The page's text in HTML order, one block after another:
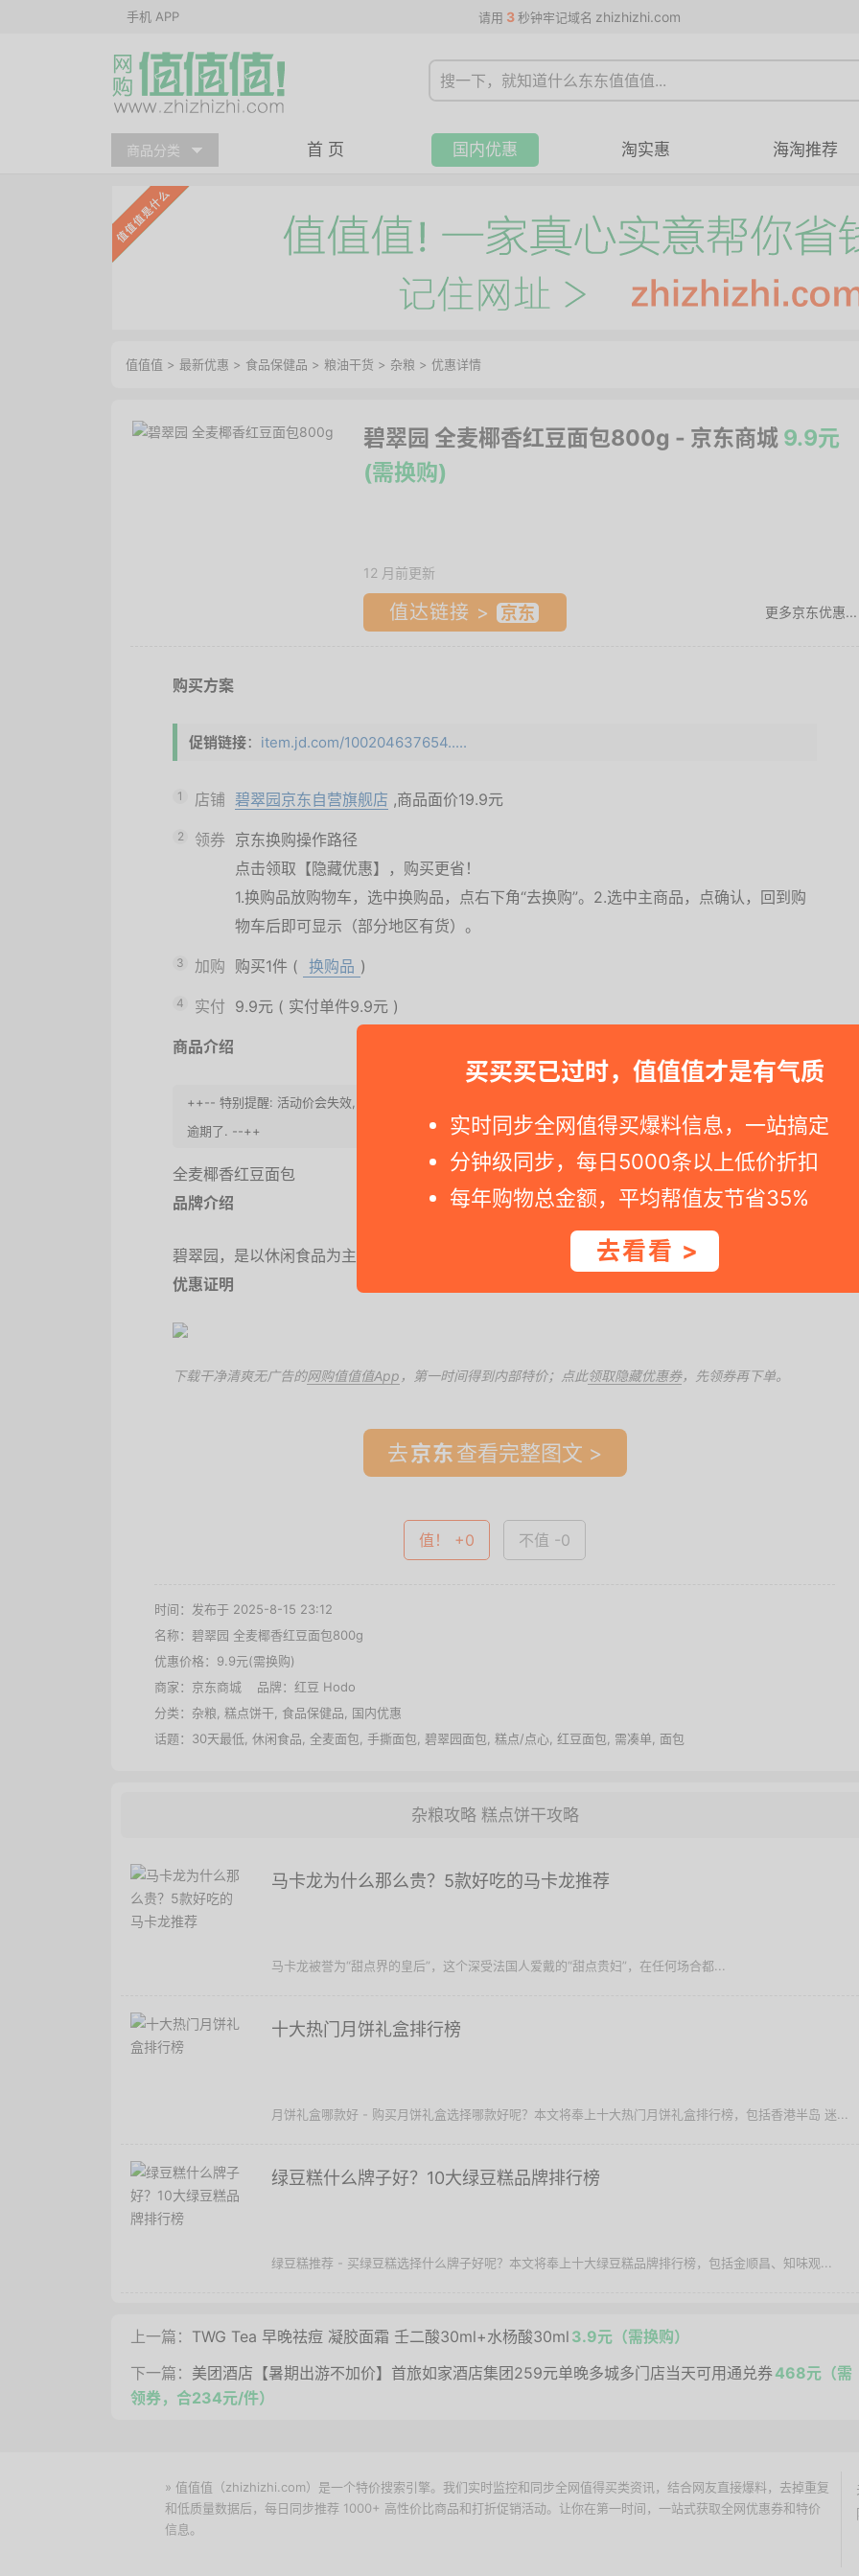
手机 APP 请用 3 秒钟牢记域名 zhizhizhi.com
商品分类 首 页 国内优惠 淘实惠 海淘推荐
买买买已过时，值值值才是有气质
实时同步全网值得买爆料信息，一站搞定
分钟级同步，每日5000条以上低价折扣
每年购物总金额，平均帮值友节省35%
去看看 >
值值值 > 最新优惠 > 食品保健品 > 粮油干货 > 杂粮 > 优惠详情
碧翠园 全麦椰香红豆面包800g - 京东商城 9.9元
(需换购)
12 月前更新
值达链接 > 更多京东优惠...
购买方案
促销链接： item.jd.com/100204637654.....
1 店铺 碧翠园京东自营旗舰店 ,商品面价19.9元
2 领券 京东换购操作路径
点击领取【隐藏优惠】，购买更省！
1.换购品放购物车，选中换购品，点右下角“去换购”。2.选中主商品，点确认，回到购
物车后即可显示（部分地区有货）。
3 加购 购买1件 ( 换购品 )
4 实付 9.9元 ( 实付单件9.9元 )
商品介绍
++-- 特别提醒: 活动价会失效, 请快点下手。若是您点击到京东自营活动页面显示标价已变化, 那就可能是特价
逾期了. --++
全麦椰香红豆面包
品牌介绍
碧翠园，是以休闲食品为主营产品的品牌。
优惠证明
下载干净清爽无广告的网购值值值App ，第一时间得到内部特价；点此领取隐藏优惠券，先领券再下单。
去 查看完整图文 >
值！ +0 不值 -0
时间：发布于 2025-8-15 23:12
名称： 碧翠园 全麦椰香红豆面包800g
优惠价格： 9.9元(需换购)
商家： 京东商城 品牌： 红豆 Hodo
分类： 杂粮 糕点饼干 食品保健品
国内优惠
话题： 30天最低 休闲食品 全麦面包 手撕面包 碧翠园面包 糕点/点心 红豆面包 需凑单 面包
杂粮攻略 糕点饼干攻略
马卡龙为什么那么贵？5款好吃的马卡龙推荐
马卡龙被誉为“甜点界的皇后”，这个深受法国人爱戴的“甜点贵妇”，在任何场合都...
十大热门月饼礼盒排行榜
月饼礼盒哪款好 - 购买月饼礼盒选择哪款好呢？本文将奉上十大热门月饼礼盒排行榜，包括香港半岛 迷...
绿豆糕什么牌子好？10大绿豆糕品牌排行榜
绿豆糕推荐 - 买绿豆糕选择什么牌子好呢？本文将奉上十大绿豆糕品牌排行榜，包括金顺昌、知味观...
上一篇： TWG Tea 早晚祛痘 凝胶面霜 壬二酸30ml+水杨酸30ml 3.9元（需换购）
下一篇： 美团酒店【暑期出游不加价】首旅如家酒店集团259元单晚多城多门店当天可用通兑券468元（需
领券，合234元/件）
» 值值值（zhizhizhi.com）是一个特价搜索引擎。我们实时监控和同步全网值得买类资讯，结合网友直接爆料，去掉重复
和低质量数据后，每日同步推荐 1000+ 高性价比商品和打折促销活动。让你在第一时间，一站式获取全网优惠券和特价
信息。